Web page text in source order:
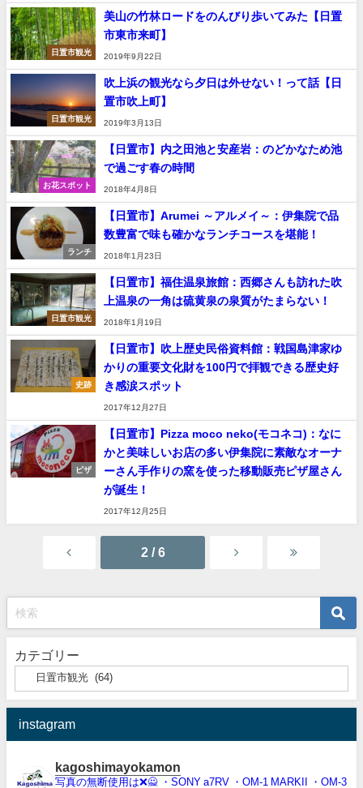
日置市観光
美山の竹林ロードをのんびり歩いてみた【日置
市東市来町】
2019年9月22日
日置市観光
吹上浜の観光なら夕日は外せない！って話【日
置市吹上町】
2019年3月13日
お花スポット
【日置市】内之田池と安産岩：のどかなため池
で過ごす春の時間
2018年4月8日
ランチ
【日置市】Arumei ～アルメイ～：伊集院で品
数豊富で味も確かなランチコースを堪能！
2018年1月23日
日置市観光
【日置市】福住温泉旅館：西郷さんも訪れた吹
上温泉の一角は硫黄泉の泉質がたまらない！
2018年1月19日
史跡
【日置市】吹上歴史民俗資料館：戦国島津家ゆ
かりの重要文化財を100円で拝観できる歴史好
き感涙スポット
2017年12月27日
ピザ
【日置市】Pizza moco neko(モコネコ)：なに
かと美味しいお店の多い伊集院に素敵なオーナ
ーさん手作りの窯を使った移動販売ピザ屋さん
が誕生！
2017年12月25日
2 / 6
カテゴリー
instagram
kagoshimayokamon
写真の無断使用は❌️🙅 ・SONY a7RV ・OM-1 MARKII
・OM-3